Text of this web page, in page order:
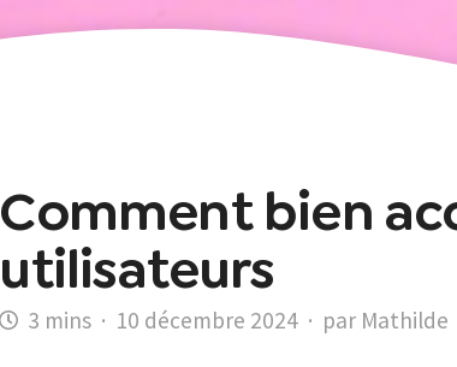
Comment bien
utilisateurs
· 10 décembre 2024 · par Mathilde